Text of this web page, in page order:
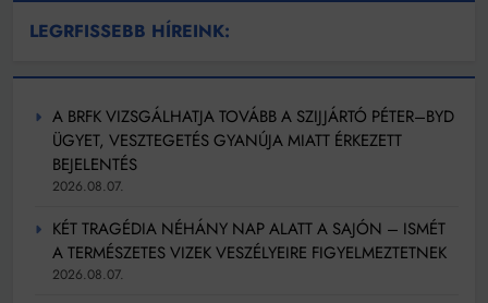
LEGRFISSEBB HÍREINK:
A BRFK VIZSGÁLHATJA TOVÁBB A SZIJJÁRTÓ PÉTER–BYD
ÜGYET, VESZTEGETÉS GYANÚJA MIATT ÉRKEZETT
BEJELENTÉS
2026.08.07.
KÉT TRAGÉDIA NÉHÁNY NAP ALATT A SAJÓN – ISMÉT
A TERMÉSZETES VIZEK VESZÉLYEIRE FIGYELMEZTETNEK
2026.08.07.